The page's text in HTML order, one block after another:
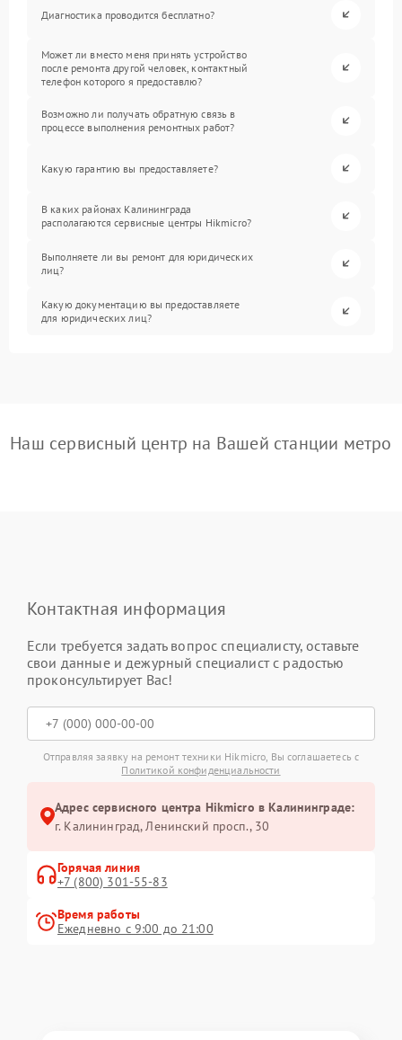
Диагностика проводится бесплатно?
Может ли вместо меня принять устройство
после ремонта другой человек, контактный
телефон которого я предоставлю?
Возможно ли получать обратную связь в
процессе выполнения ремонтных работ?
Какую гарантию вы предоставляете?
В каких районах Калининграда
располагаются сервисные центры Hikmicro?
Выполняете ли вы ремонт для юридических
лиц?
Какую документацию вы предоставляете
для юридических лиц?
Наш сервисный центр на Вашей станции метро
Контактная информация
Если требуется задать вопрос специалисту, оставьте
свои данные и дежурный специалист с радостью
проконсультирует Вас!
Отправляя заявку на ремонт техники Hikmicro, Вы соглашаетесь с
Политикой конфиденциальности
Адрес сервисного центра Hikmicro в Калининграде:
г. Калининград, Ленинский просп., 30
Горячая линия
+7 (800) 301-55-83
Время работы
Ежедневно с 9:00 до 21:00